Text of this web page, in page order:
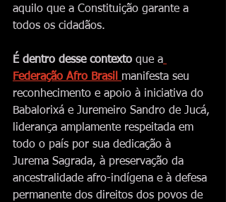
aquilo que a Constituição garante a
todos os cidadãos.
É dentro desse contexto que a
Federação Afro Brasil manifesta seu
reconhecimento e apoio à iniciativa do
Babalorixá e Juremeiro Sandro de Jucá,
liderança amplamente respeitada em
todo o país por sua dedicação à
Jurema Sagrada, à preservação da
ancestralidade afro-indígena e à defesa
permanente dos direitos dos povos de